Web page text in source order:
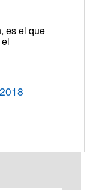
es el que